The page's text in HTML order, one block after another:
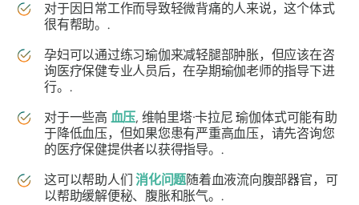
对于因日常工作而导致轻微背痛的人来说，这个体式
很有帮助。.
孕妇可以通过练习瑜伽来减轻腿部肿胀，但应该在咨
询医疗保健专业人员后，在孕期瑜伽老师的指导下进
行。.
对于一些高 血压, 维帕里塔·卡拉尼 瑜伽体式可能有助
于降低血压，但如果您患有严重高血压，请先咨询您
的医疗保健提供者以获得指导。.
这可以帮助人们 消化问题随着血液流向腹部器官，可
以帮助缓解便秘、腹胀和胀气。.